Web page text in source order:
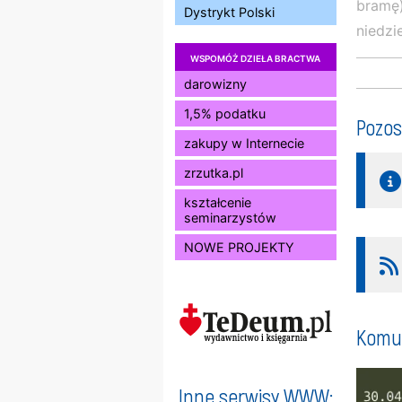
Dystrykt Polski
WSPOMÓŻ DZIEŁA BRACTWA
darowizny
1,5% podatku
zakupy w Internecie
zrzutka.pl
kształcenie
seminarzystów
NOWE PROJEKTY
Inne serwisy WWW: